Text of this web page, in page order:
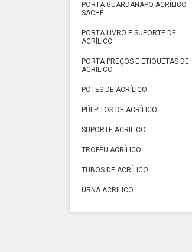
PORTA GUARDANAPO ACRÍLICO
SACHÊ
PORTA LIVRO E SUPORTE DE
ACRÍLICO
PORTA PREÇOS E ETIQUETAS DE
ACRÍLICO
POTES DE ACRÍLICO
PÚLPITOS DE ACRÍLICO
SUPORTE ACRILICO
TROFÉU ACRÍLICO
TUBOS DE ACRÍLICO
URNA ACRILICO